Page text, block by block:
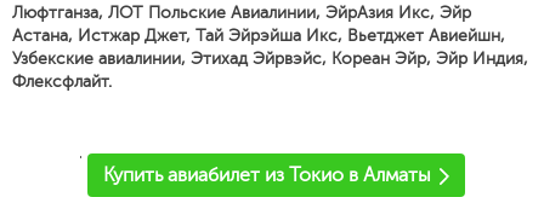
Люфтганза, ЛОТ Польские Авиалинии, ЭйрАзия Икс, Эйр
Астана, Истжар Джет, Тай Эйрэйша Икс, Вьетджет Авиейшн,
Узбекские авиалинии, Этихад Эйрвэйс, Кореан Эйр, Эйр Индия,
Флексфлайт.
'
Купить авиабилет из Токио в Алматы